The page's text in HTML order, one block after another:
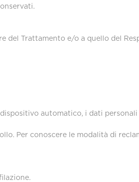
del Trattamento e/o a quello del
automatico, i dati
Per conoscere le modalità di